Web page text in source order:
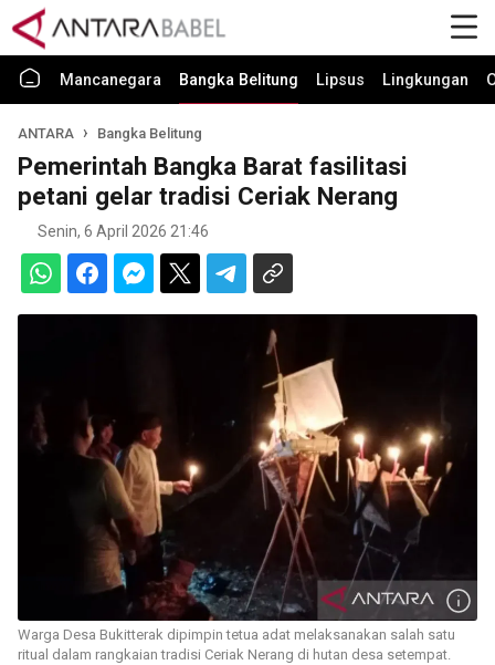
Mancanegara Bangka Belitung Lipsus Lingkungan
ANTARA Bangka Belitung
Pemerintah Bangka Barat fasilitasi
petani gelar tradisi Ceriak Nerang
Senin, 6 April 2026 21:46
Warga Desa Bukitterak dipimpin tetua adat melaksanakan salah satu
ritual dalam rangkaian tradisi Ceriak Nerang di hutan desa setempat.